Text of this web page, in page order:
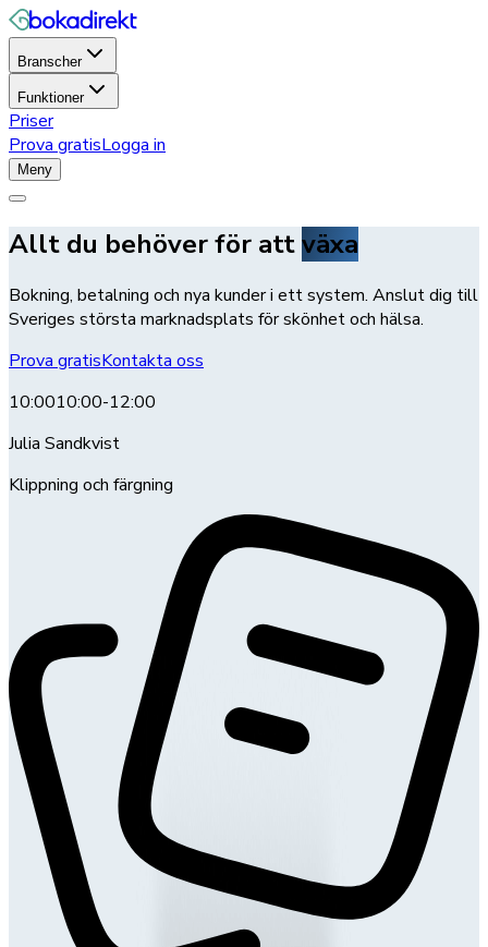
Branscher
Funktioner
Priser
Prova gratisLogga in
Meny
Allt du behöver för attväxa
Bokning, betalning och nya kunder i ett system. Anslut dig till
Sveriges största marknadsplats för skönhet och hälsa.
Prova gratisKontakta oss
10:0010:00-12:00
Julia Sandkvist
Klippning och färgning